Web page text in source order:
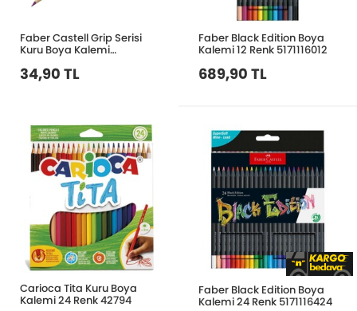
Faber Castell Grip Serisi
Kuru Boya Kalemi
Mor5171112434000
34,90 TL
Faber Black Edition Boya
Kalemi 12 Renk 5171116012
689,90 TL
Carioca Tita Kuru Boya
Kalemi 24 Renk 42794
Faber Black Edition Boya
Kalemi 24 Renk 5171116424